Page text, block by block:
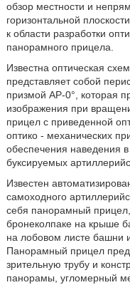
обзор местности и
горизонтальной
к области разработки
панорамного прицела.
Известна оптическая
представляет собой
призмой АР-0°, которая
изображения при
прицел с приведенной
оптико - механических
обеспечения наведения в
буксируемых
Известен
самоходного
себя панорамный
бронеколпаке на крыше
на лобовом листе башни
Панорамный прицел
зрительную трубу и
панорамы, угломерный